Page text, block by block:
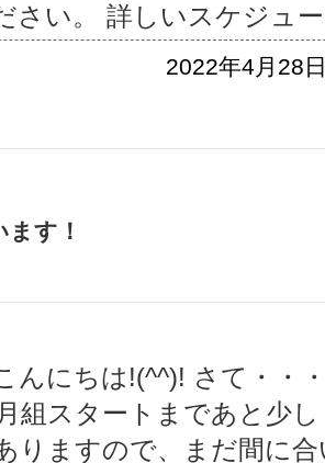
さい。 詳しいスケジュ
2022年4月28
す！
んにちは!(^^)! さて・・
組スタートまであと少
りますので、まだ間に